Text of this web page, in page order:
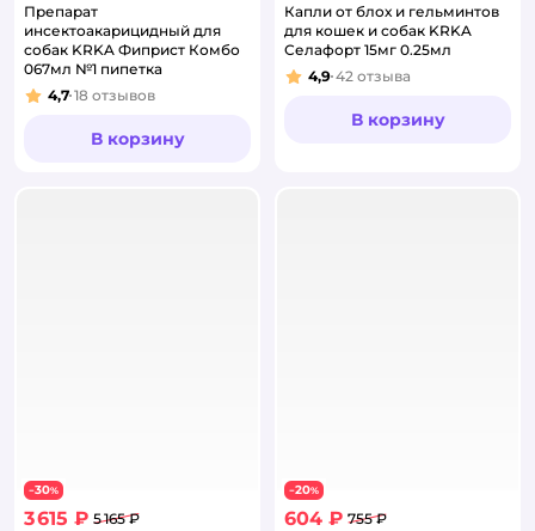
Препарат
инсектоакарицидный для
собак KRKA Фиприст Комбо
067мл №1 пипетка
Рейтинг:
4,7 18 отзывов
В корзину
Капли от блох и гельминтов
для кошек и собак KRKA
Селафорт 15мг 0.25мл
Рейтинг:
4,9 42 отзыва
В корзину
−30%
3 615 ₽ 5 165 ₽
−20%
604 ₽ 755 ₽